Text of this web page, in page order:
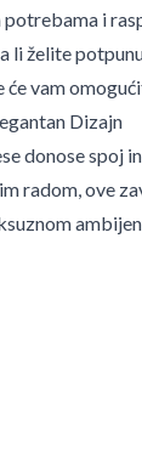
i
li želite
će vam
Dizajn
donose spoj
radom, ove